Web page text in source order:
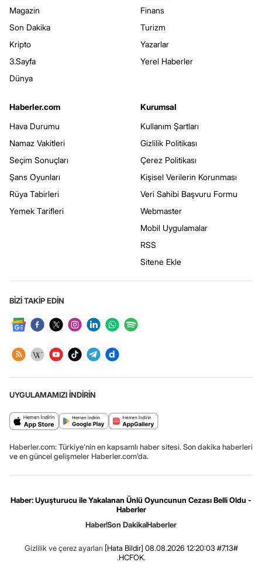
Magazin
Son Dakika
Kripto
3.Sayfa
Dünya
Finans
Turizm
Yazarlar
Yerel Haberler
Haberler.com
Hava Durumu
Namaz Vakitleri
Seçim Sonuçları
Şans Oyunları
Rüya Tabirleri
Yemek Tarifleri
Kurumsal
Kullanım Şartları
Gizlilik Politikası
Çerez Politikası
Kişisel Verilerin Korunması
Veri Sahibi Başvuru Formu
Webmaster
Mobil Uygulamalar
RSS
Sitene Ekle
BİZİ TAKİP EDİN
UYGULAMAMIZI İNDİRİN
Haberler.com: Türkiye’nin en kapsamlı haber sitesi. Son dakika haberleri
ve en güncel gelişmeler Haberler.com’da.
Haber: Uyuşturucu ile Yakalanan Ünlü Oyuncunun Cezası Belli Oldu -
Haberler
HaberSon DakikaHaberler
Gizlilik ve çerez ayarları [Hata Bildir] 08.08.2026 12:20:03 #7.13#
.HCFOK.